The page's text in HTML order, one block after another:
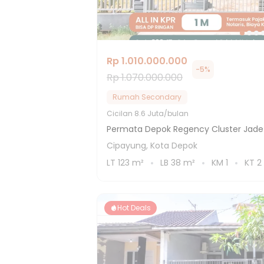
Rp 1.010.000.000
Rp 1.070.000.000
-5%
Rumah Secondary
Cicilan 8.6 Juta/bulan
Permata Depok Regency Cluster Jade
Cipayung, Kota Depok
LT 123 m² LB 38 m² KM 1 KT 2
Hot Deals